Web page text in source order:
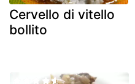
Cervello di vitello
bollito